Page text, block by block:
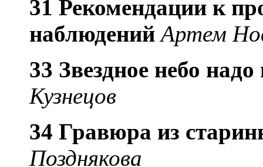
31 Рекомендации к
наблюдений Артем
33 Звездное небо
Кузнецов
34 Гравюра из
Позднякова